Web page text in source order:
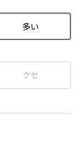
多い
クセ